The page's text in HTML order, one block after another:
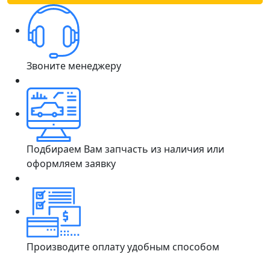
Звоните менеджеру
Подбираем Вам запчасть из наличия или
оформляем заявку
Производите оплату удобным способом